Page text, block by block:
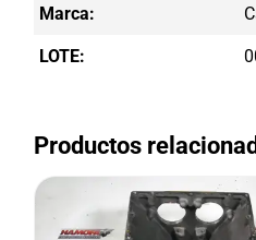
Marca:
LOTE:
Productos